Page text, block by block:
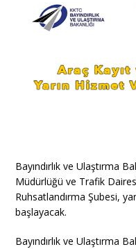
Bayındırlık ve Ulaştırma
Müdürlüğü ve Trafik
Ruhsatlandırma Şubesi,
başlayacak.
Bayındırlık ve Ulaştırma